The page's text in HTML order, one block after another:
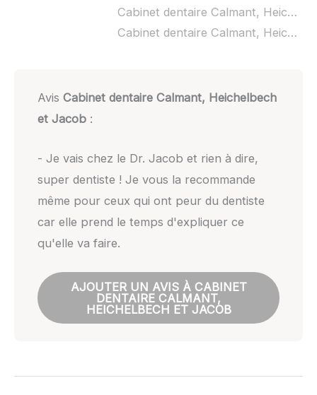
Cabinet dentaire Calmant, Heichelbech et Jacob à domicile :
Cabinet dentaire Calmant, Heichelbech et Jacob ouvert dimanche :
Avis Cabinet dentaire Calmant, Heichelbech
et Jacob:
- Je vais chez le Dr. Jacob et rien à dire,
super dentiste ! Je vous la recommande
même pour ceux qui ont peur du dentiste
car elle prend le temps d'expliquer ce
qu'elle va faire.
AJOUTER UN AVIS À CABINET
DENTAIRE CALMANT,
HEICHELBECH ET JACOB